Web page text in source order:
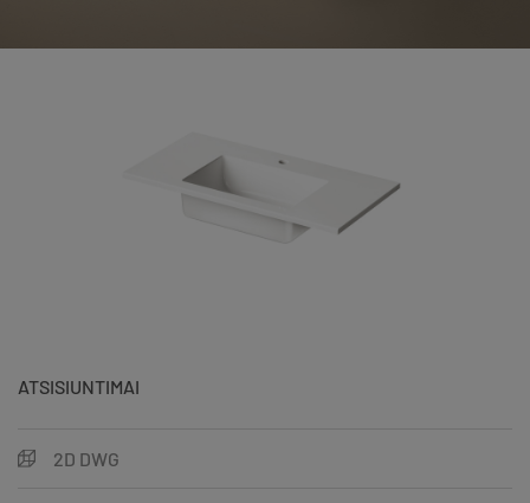
ATSISIUNTIMAI
2D DWG